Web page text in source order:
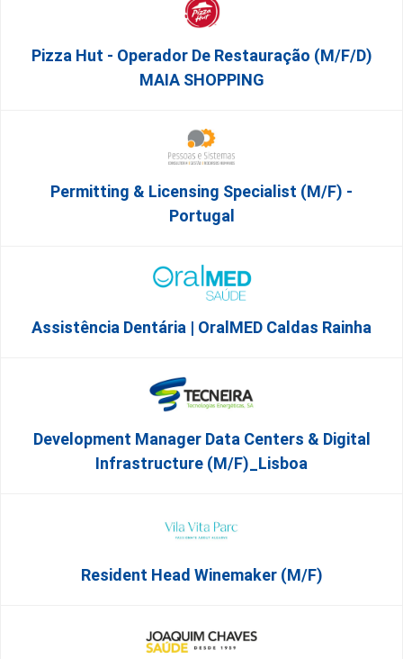
Pizza Hut - Operador De Restauração (m/f/d)
MAIA SHOPPING
Permitting & Licensing Specialist (m/f) -
Portugal
Assistência Dentária | OralMED Caldas Rainha
Development Manager Data Centers & Digital
Infrastructure (m/f)_Lisboa
Resident Head Winemaker (m/f)